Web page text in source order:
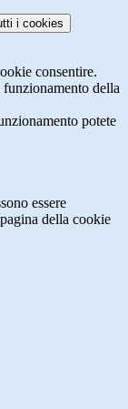
i cookies
consentire.
della
potete
essere
della cookie